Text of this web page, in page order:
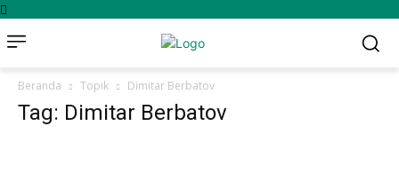
Beranda Topik Dimitar Berbatov
Tag: Dimitar Berbatov